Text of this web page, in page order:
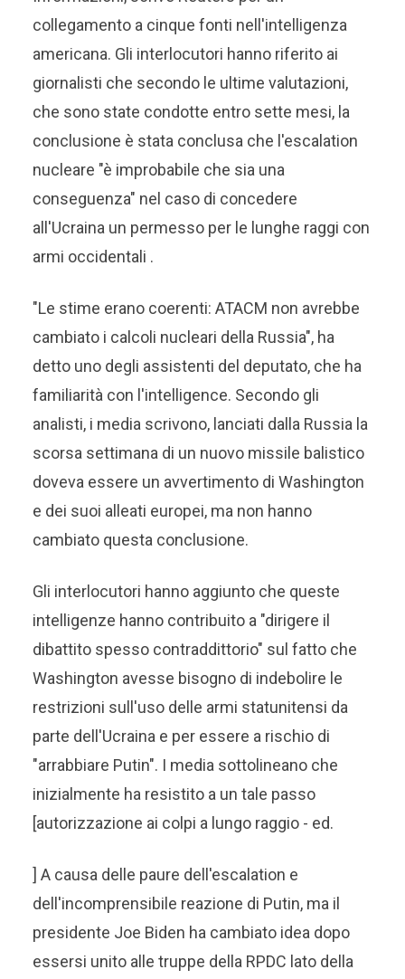
collegamento a cinque fonti nell'intelligenza
americana. Gli interlocutori hanno riferito ai
giornalisti che secondo le ultime valutazioni,
che sono state condotte entro sette mesi, la
conclusione è stata conclusa che l'escalation
nucleare "è improbabile che sia una
conseguenza" nel caso di concedere
all'Ucraina un permesso per le lunghe raggi con
armi occidentali .
"Le stime erano coerenti: ATACM non avrebbe
cambiato i calcoli nucleari della Russia", ha
detto uno degli assistenti del deputato, che ha
familiarità con l'intelligence. Secondo gli
analisti, i media scrivono, lanciati dalla Russia la
scorsa settimana di un nuovo missile balistico
doveva essere un avvertimento di Washington
e dei suoi alleati europei, ma non hanno
cambiato questa conclusione.
Gli interlocutori hanno aggiunto che queste
intelligenze hanno contribuito a "dirigere il
dibattito spesso contraddittorio" sul fatto che
Washington avesse bisogno di indebolire le
restrizioni sull'uso delle armi statunitensi da
parte dell'Ucraina e per essere a rischio di
"arrabbiare Putin". I media sottolineano che
inizialmente ha resistito a un tale passo
[autorizzazione ai colpi a lungo raggio - ed.
] A causa delle paure dell'escalation e
dell'incomprensibile reazione di Putin, ma il
presidente Joe Biden ha cambiato idea dopo
essersi unito alle truppe della RPDC lato della